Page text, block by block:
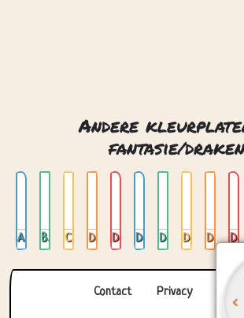
Andere
fantasie/draken
Azteekse draak Babydraak dat uit een ei komt Chinese draak Draak Draak 01 Draak 02 Draak en bergen Draak en kasteel Draak en ridder Draak
Contact Privacy Over